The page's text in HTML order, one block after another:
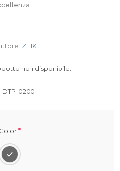
ZHIK
non disponibile.
DTP-0200
Color*